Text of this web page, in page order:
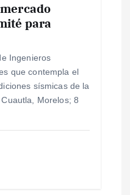
para
Ingenieros
que contempla el
sísmicas de la
Morelos; 8